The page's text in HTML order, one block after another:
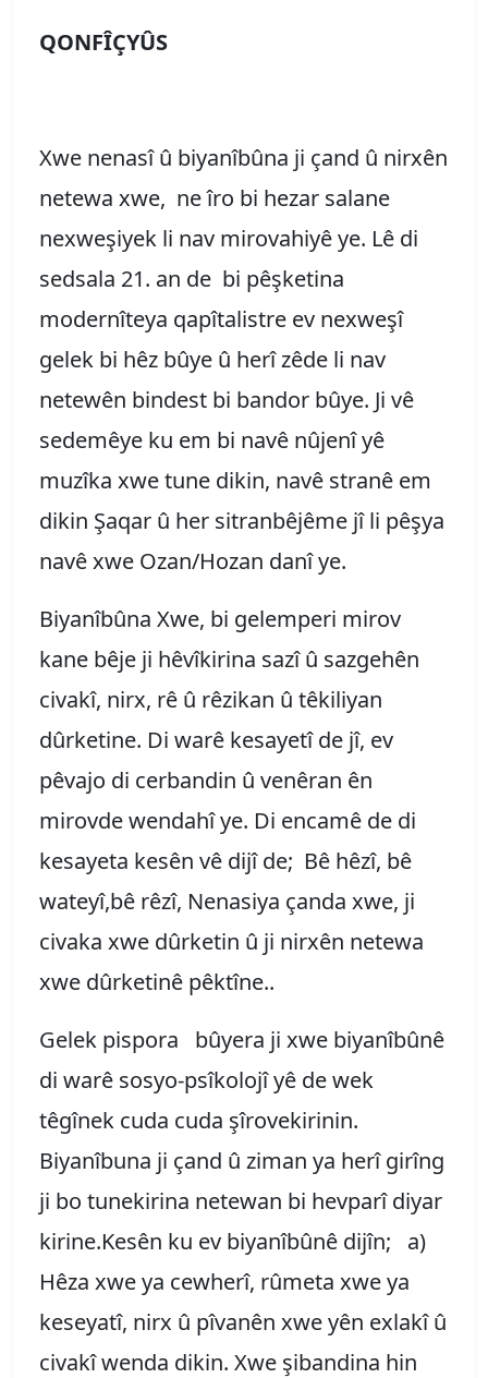
QONFÎÇYÛS
Xwe nenasî û biyanîbûna ji çand û nirxên
netewa xwe, ne îro bi hezar salane
nexweşiyek li nav mirovahiyê ye. Lê di
sedsala 21. an de bi pêşketina
modernîteya qapîtalistre ev nexweşî
gelek bi hêz bûye û herî zêde li nav
netewên bindest bi bandor bûye. Ji vê
sedemêye ku em bi navê nûjenî yê
muzîka xwe tune dikin, navê stranê em
dikin Şaqar û her sitranbêjême jî li pêşya
navê xwe Ozan/Hozan danî ye.
Biyanîbûna Xwe, bi gelemperi mirov
kane bêje ji hêvîkirina sazî û sazgehên
civakî, nirx, rê û rêzikan û têkiliyan
dûrketine. Di warê kesayetî de jî, ev
pêvajo di cerbandin û venêran ên
mirovde wendahî ye. Di encamê de di
kesayeta kesên vê dijî de; Bê hêzî, bê
wateyî,bê rêzî, Nenasiya çanda xwe, ji
civaka xwe dûrketin û ji nirxên netewa
xwe dûrketinê pêktîne..
Gelek pispora bûyera ji xwe biyanîbûnê
di warê sosyo-psîkolojî yê de wek
têgînek cuda cuda şîrovekirinin.
Biyanîbuna ji çand û ziman ya herî girîng
ji bo tunekirina netewan bi hevparî diyar
kirine.Kesên ku ev biyanîbûnê dijîn; a)
Hêza xwe ya cewherî, rûmeta xwe ya
keseyatî, nirx û pîvanên xwe yên exlakî û
civakî wenda dikin. Xwe şibandina hin